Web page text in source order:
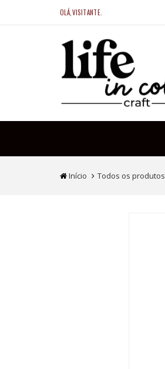
OLÁ,VISITANTE.
Início Todos os produtos